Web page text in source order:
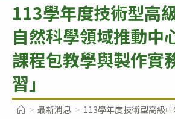
113學年度技術型高
自然科學領域推動中
課程包教學與製作實
習」
> 最新消息 > 113學年度技術型高級